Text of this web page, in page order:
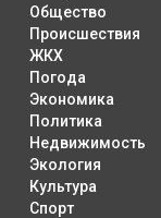
Общество
Происшествия
ЖКХ
Погода
Экономика
Политика
Недвижимость
Экология
Культура
Спорт